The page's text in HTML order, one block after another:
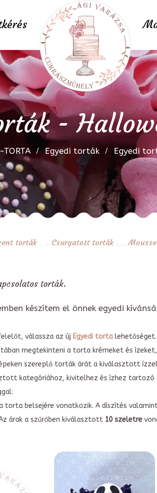
-
TORTA Egyedi torták Egyedi
torták Csurgatott torták
torták.
készítem el önnek egyedi
válassza az új Egyedi tortalehetőséget.
megtekinteni a torta krémeket és
szereplő torták árát a kiválasztott
kategóriához, kivitelhez és ízhez tartozó
torta belsejére vonatkozik. A díszítés
árak a szűrőben kiválasztott 10 szeletre